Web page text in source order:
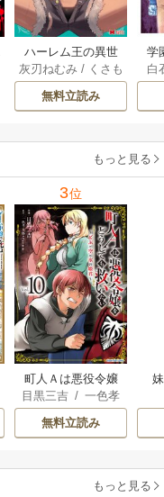
ハーレム王の異世
界プレス漫遊記 ～
最強無双のおじさ
んはあらゆる種族
ミック） 6巻
灰刃ねむみ / くさも
ち
無料立読み
学
ア
（
白
もっと見る
3位
町人Ａは悪役令嬢
をどうしても救い
たい ～どぶと空
と氷の姫君～
目黒三吉 /一色孝
太郎/ Parum
無料立読み
もっと見る